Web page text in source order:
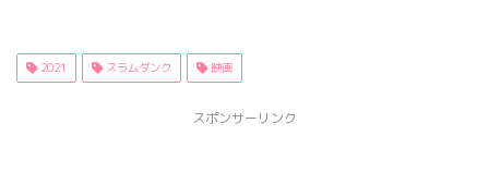
2021 スラムダンク 映画
スポンサーリンク